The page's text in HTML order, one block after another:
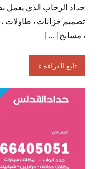
حداد الرحاب الذي يعمل
تصميم خزانات ، طاولات
، مسابح […]
تابع القراءة